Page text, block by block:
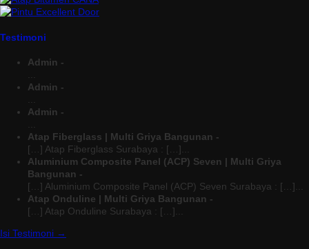
Testimoni
Admin -
...
Admin -
...
Admin -
...
Atap Fiberglass | Multi Griya Bangunan -
[…] Atap Fiberglass Surabaya : […]...
Aluminium Composite Panel (ACP) Seven | Multi Griya
Bangunan -
[…] Aluminium Composite Panel (ACP) Seven Surabaya : […]...
Atap Onduline | Multi Griya Bangunan -
[…] Atap Onduline Surabaya : […]...
Isi Testimoni →